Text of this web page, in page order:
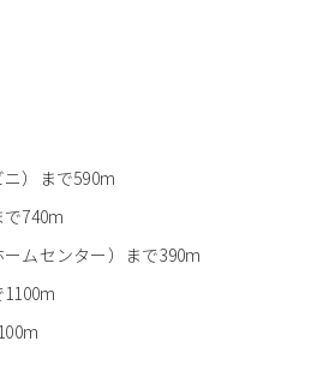
）まで590m
740m
ムセンター）まで390m